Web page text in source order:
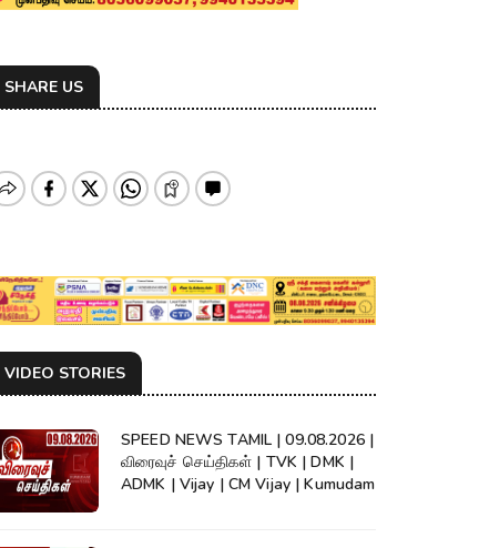
SHARE US
VIDEO STORIES
SPEED NEWS TAMIL | 09.08.2026 |
விரைவுச் செய்திகள் | TVK | DMK |
ADMK | Vijay | CM Vijay | Kumudam